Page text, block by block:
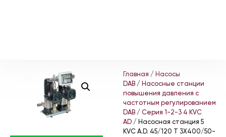
Главная / Насосы
DAB / Насосные станции
повышения давления с
частотным регулированием
DAB / Серия 1-2-3 4 KVC
AD / Насосная станция 5
KVC A.D. 45/120 T 3X400/50-